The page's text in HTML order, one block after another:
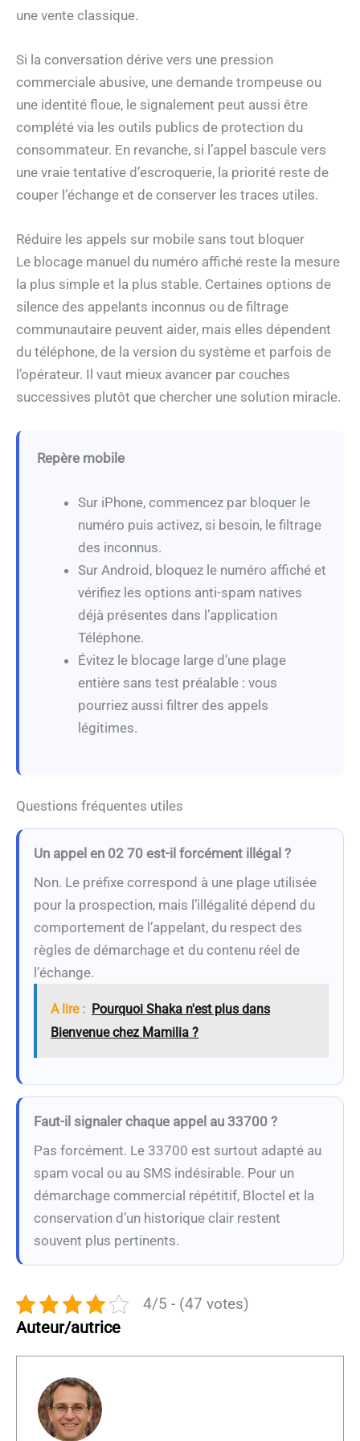
une vente classique.
Si la conversation dérive vers une pression
commerciale abusive, une demande trompeuse ou
une identité floue, le signalement peut aussi être
complété via les outils publics de protection du
consommateur. En revanche, si l’appel bascule vers
une vraie tentative d’escroquerie, la priorité reste de
couper l’échange et de conserver les traces utiles.
Réduire les appels sur mobile sans tout bloquer
Le blocage manuel du numéro affiché reste la mesure
la plus simple et la plus stable. Certaines options de
silence des appelants inconnus ou de filtrage
communautaire peuvent aider, mais elles dépendent
du téléphone, de la version du système et parfois de
l’opérateur. Il vaut mieux avancer par couches
successives plutôt que chercher une solution miracle.
Repère mobile
Sur iPhone, commencez par bloquer le
numéro puis activez, si besoin, le filtrage
des inconnus.
Sur Android, bloquez le numéro affiché et
vérifiez les options anti-spam natives
déjà présentes dans l’application
Téléphone.
Évitez le blocage large d’une plage
entière sans test préalable : vous
pourriez aussi filtrer des appels
légitimes.
Questions fréquentes utiles
Un appel en 02 70 est-il forcément illégal ?
Non. Le préfixe correspond à une plage utilisée
pour la prospection, mais l’illégalité dépend du
comportement de l’appelant, du respect des
règles de démarchage et du contenu réel de
l’échange.
A lire : Pourquoi Shaka n'est plus dans
Bienvenue chez Mamilia ?
Faut-il signaler chaque appel au 33700 ?
Pas forcément. Le 33700 est surtout adapté au
spam vocal ou au SMS indésirable. Pour un
démarchage commercial répétitif, Bloctel et la
conservation d’un historique clair restent
souvent plus pertinents.
4/5 - (47 votes)
Auteur/autrice